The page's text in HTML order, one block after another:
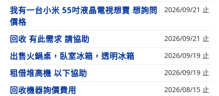
我有一台小米 55吋液晶電視想賣 想詢問
價格
2026/09/21 止
回收 有此需求 請協助 2026/09/21 止
出售火鍋桌，臥室冰箱，透明冰箱 2026/09/19 止
租借堆高機 以下協助 2026/09/19 止
回收機器詢價費用 2026/08/15 止